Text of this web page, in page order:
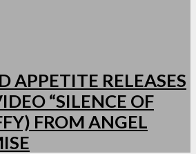
APPETITE RELEASES
“SILENCE OF
FROM ANGEL